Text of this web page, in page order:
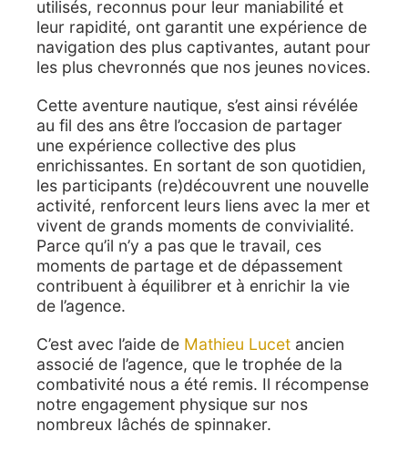
utilisés, reconnus pour leur maniabilité et
leur rapidité, ont garantit une expérience de
navigation des plus captivantes, autant pour
les plus chevronnés que nos jeunes novices.
Cette aventure nautique, s’est ainsi révélée
au fil des ans être l’occasion de partager
une expérience collective des plus
enrichissantes. En sortant de son quotidien,
les participants (re)découvrent une nouvelle
activité, renforcent leurs liens avec la mer et
vivent de grands moments de convivialité.
Parce qu’il n’y a pas que le travail, ces
moments de partage et de dépassement
contribuent à équilibrer et à enrichir la vie
de l’agence.
C’est avec l’aide de Mathieu Lucet ancien
associé de l’agence, que le trophée de la
combativité nous a été remis. Il récompense
notre engagement physique sur nos
nombreux lâchés de spinnaker.